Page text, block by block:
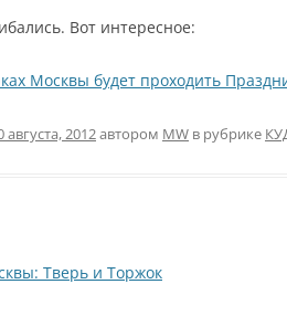
Вот интересное:
Москвы будет проходить
августа, 2012автором MW в рубрике
Тверь и Торжок